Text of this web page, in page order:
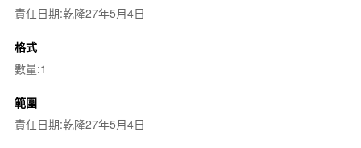
責任日期:乾隆27年5月4日
格式
數量:1
範圍
責任日期:乾隆27年5月4日